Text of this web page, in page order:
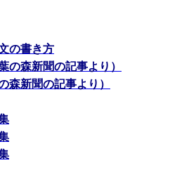
の書き方
の森新聞の記事より）
森新聞の記事より）